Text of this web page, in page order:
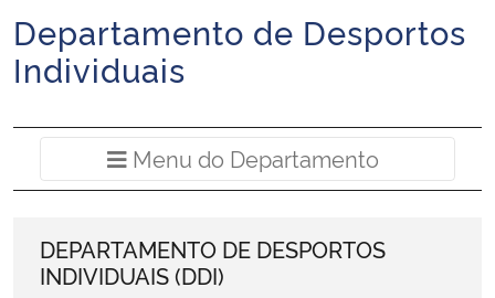
Ministério da Infraestrutura
Ministério da Agricultura, Pecuária e Abastecimento
Ministério da Educação
Ministério da Cidadania
Ministério da Saúde
Início do conteúdo
Departamento de Desportos
Individuais
Menu do Departamento
DEPARTAMENTO DE DESPORTOS
INDIVIDUAIS (DDI)